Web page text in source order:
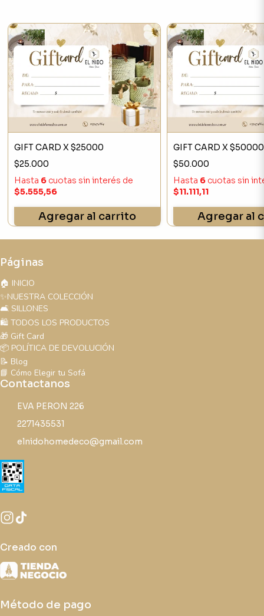
GIFT CARD X $25000
$25.000
Hasta 6cuotas sin interés de
$5.555,56
Agregar al carrito
GIFT CARD X $50000
$50.000
Hasta 6 cuotas sin
$11.111,11
Agregar al
Páginas
🏠 INICIO
✨NUESTRA COLECCIÓN
🛋️ SILLONES
🛍️ TODOS LOS PRODUCTOS
🎁 Gift Card
📦 POLÍTICA DE DEVOLUCIÓN
📝 Blog
📘 Cómo Elegir tu Sofá
Contactanos
EVA PERON 226
2271435531
elnidohomedeco@gmail.com
Creado con
Método de pago